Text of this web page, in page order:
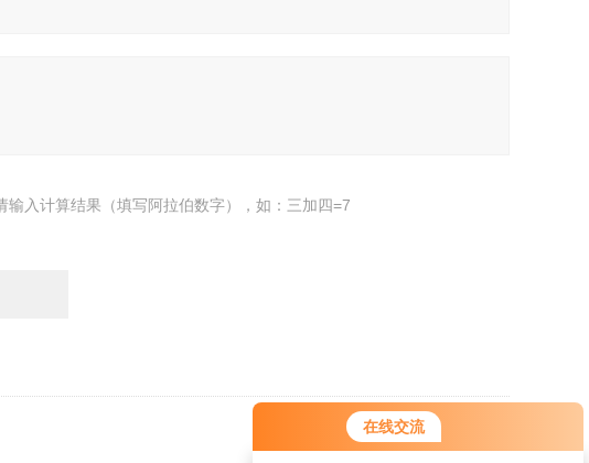
在线交流
输入计算结果（填写阿拉伯数字），如：三加四=7